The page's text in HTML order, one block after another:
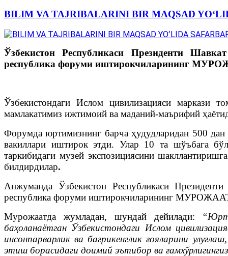
BILIM VA TAJRIBALARINI BIR MAQSAD
Ўзбекистон Республикаси Президенти
республика форуми иштирокчиларининг
Ўзбекистондаги Ислом цивилизацияси маркази
мамлакатимиз ижтимоий ва маданий-маърифий
Форумда юртимизнинг барча ҳудудларидан 500 дан
вакиллари иштирок этди. Улар 10 та шўъбага
таркибидаги музей экспозициясини
билдирдилар.
Анжуманда Ўзбекистон Республикаси
республика форуми иштирокчиларининг
Мурожаатда жумладан, шундай дейилади:
баҳоланаётган Ўзбекистондаги Ислом
инсонпарварлик ва бағрикенглик ғояларини
этиш борасидаги доимий эътибор ва